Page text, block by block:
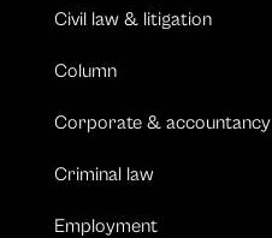
Civil law & litigation
Column
Corporate & accountancy
Criminal law
Employment